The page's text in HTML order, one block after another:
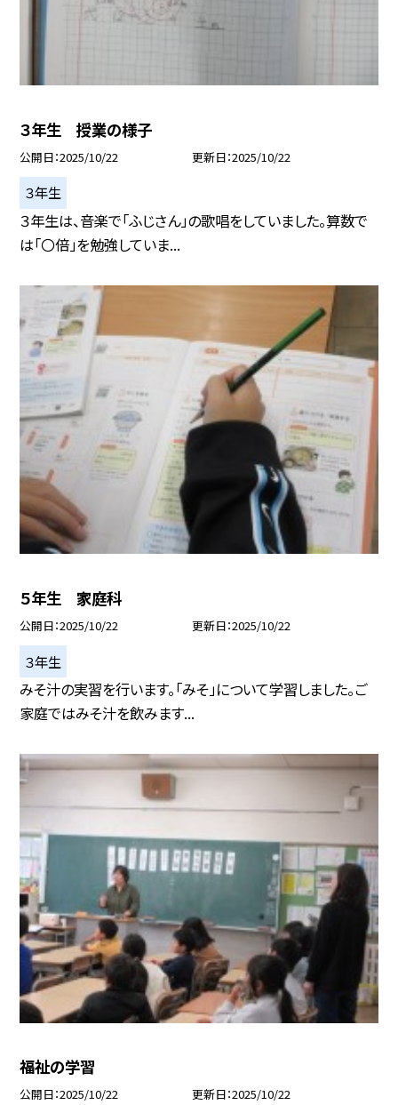
３年生 授業の様子
公開日 2025/10/22 更新日 2025/10/22
３年生
３年生は、音楽で「ふじさん」の歌唱をしていました。算数で
は「〇倍」を勉強していま...
５年生 家庭科
公開日 2025/10/22 更新日 2025/10/22
３年生
みそ汁の実習を行います。「みそ」について学習しました。ご
家庭ではみそ汁を飲みます...
福祉の学習
公開日 2025/10/22 更新日 2025/10/22